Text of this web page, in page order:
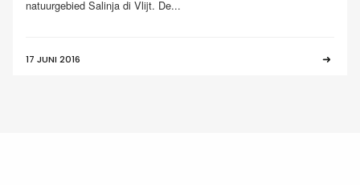
natuurgebied Salinja di Vlijt. De...
17 JUNI 2016